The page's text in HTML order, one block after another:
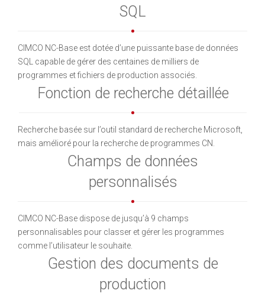
SQL
CIMCO NC-Base est dotée d’une puissante base de données
SQL capable de gérer des centaines de milliers de
programmes et fichiers de production associés.
Fonction de recherche détaillée
Recherche basée sur l’outil standard de recherche Microsoft,
mais amélioré pour la recherche de programmes CN.
Champs de données
personnalisés
CIMCO NC-Base dispose de jusqu’à 9 champs
personnalisables pour classer et gérer les programmes
comme l’utilisateur le souhaite.
Gestion des documents de
production